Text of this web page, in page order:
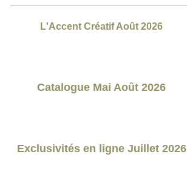
L'Accent Créatif Août 2026
Catalogue Mai Août 2026
Exclusivités en ligne Juillet 2026